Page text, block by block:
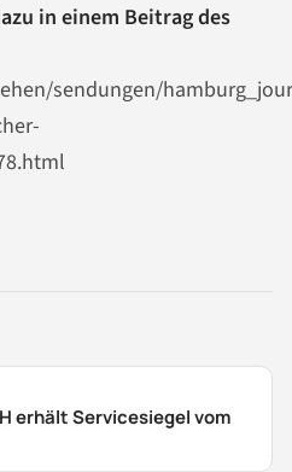
in einem Beitrag des
sendungen/
erhält Servicesiegel vom